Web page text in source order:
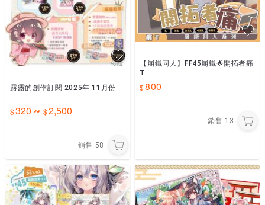
露露的創作訂閱 2025年 11月份
320 ~ 2,500
銷售 58
【崩鐵同人】FF45崩鐵🌟開拓者痛
T
800
銷售 13